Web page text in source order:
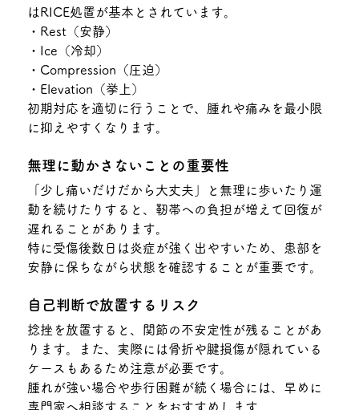
はRICE処置が基本とされています。
・Rest（安静）
・Ice（冷却）
・Compression（圧迫）
・Elevation（挙上）
初期対応を適切に行うことで、腫れや痛みを最小限
に抑えやすくなります。
無理に動かさないことの重要性
「少し痛いだけだから大丈夫」と無理に歩いたり運
動を続けたりすると、靭帯への負担が増えて回復が
遅れることがあります。
特に受傷後数日は炎症が強く出やすいため、患部を
安静に保ちながら状態を確認することが重要です。
自己判断で放置するリスク
捻挫を放置すると、関節の不安定性が残ることがあ
ります。また、実際には骨折や腱損傷が隠れている
ケースもあるため注意が必要です。
腫れが強い場合や歩行困難が続く場合には、早めに
専門家へ相談することをおすすめします。